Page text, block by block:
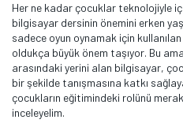
Her ne kadar çocuklar teknolojiyle
bilgisayar dersinin önemini erken
sadece oyun oynamak için
oldukça büyük önem taşıyor. Bu
arasındaki yerini alan bilgisayar,
bir şekilde tanışmasına katkı
çocukların eğitimindeki rolünü
inceleyelim.